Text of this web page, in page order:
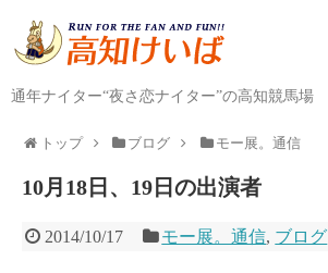
通年ナイター“夜さ恋ナイター”の高知競馬場
トップ ブログ モー展。通信
10月18日、19日の出演者
2014/10/17 モー展。通信, ブログ